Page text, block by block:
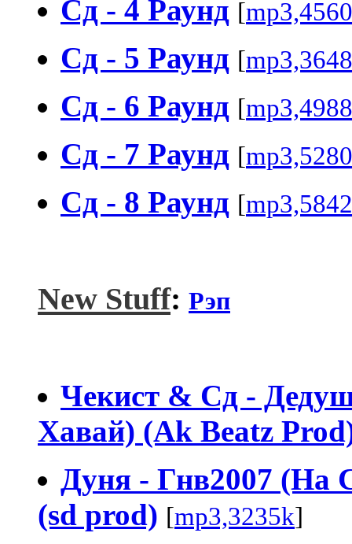
Сд - 4 Раунд [
Сд - 5 Раунд [
Сд - 6 Раунд [
Сд - 7 Раунд [
Сд - 8 Раунд [
New Stuff: Рэп
Чекист & Сд -
Хавай) (Ak Beatz
Дуня - Гнв2007 (На
(sd prod) [mp3,3235k]